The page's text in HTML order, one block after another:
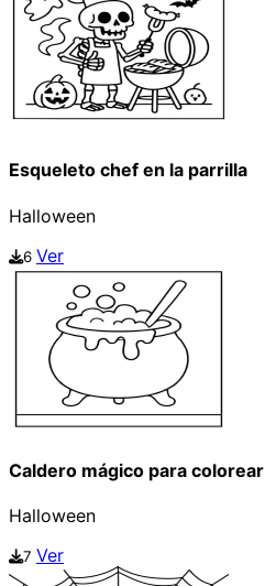
Esqueleto chef en la parrilla
Halloween
6 Ver
Caldero mágico para colorear
Halloween
7 Ver